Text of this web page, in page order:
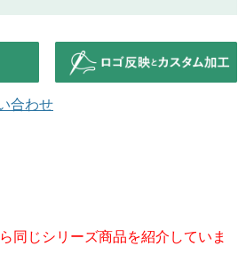
合わせ
同じシリーズ商品を紹介していま